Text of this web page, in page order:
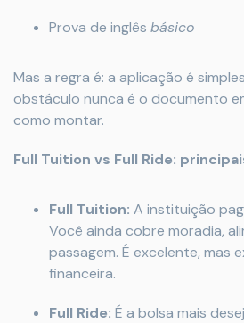
Prova de inglês básico
Mas a regra é: a aplicação é
obstáculo nunca é o documento
como montar.
Full Tuition vs Full Ride:
Full Tuition: A instituição
Você ainda cobre moradia,
passagem. É excelente, mas
financeira.
Full Ride: É a bolsa mais